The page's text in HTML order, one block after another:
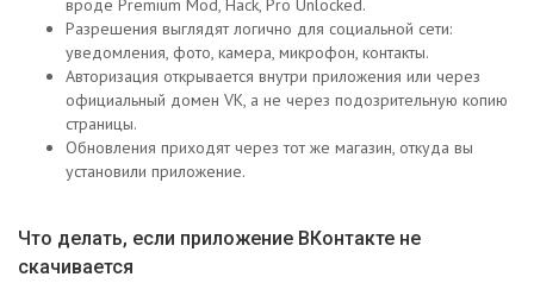
вроде Premium Mod, Hack, Pro Unlocked.
Разрешения выглядят логично для социальной сети:
уведомления, фото, камера, микрофон, контакты.
Авторизация открывается внутри приложения или через
официальный домен VK, а не через подозрительную копию
страницы.
Обновления приходят через тот же магазин, откуда вы
установили приложение.
Что делать, если приложение ВКонтакте не
скачивается